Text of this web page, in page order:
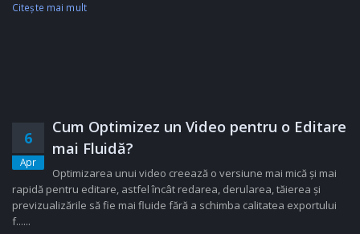
Citeşte mai mult
6
Apr
Cum Optimizez un Video pentru o Editare
mai Fluidă?
Optimizarea unui video creează o versiune mai mică și mai
rapidă pentru editare, astfel încât redarea, derularea, tăierea și
previzualizările să fie mai fluide fără a schimba calitatea exportului
f......